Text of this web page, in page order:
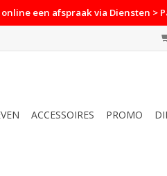
een afspraak via Diensten >
ACCESSOIRES PROMO